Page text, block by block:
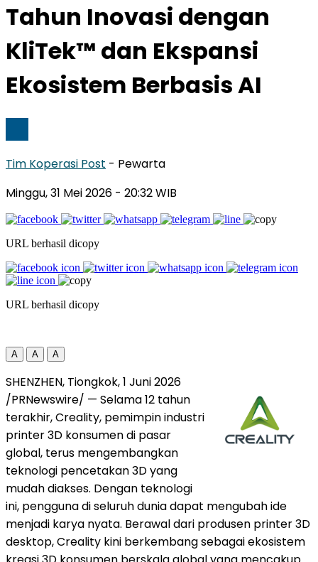
Tahun Inovasi dengan
KliTek™ dan Ekspansi
Ekosistem Berbasis AI
Tim Koperasi Post - Pewarta
Minggu, 31 Mei 2026 - 20:32 WIB
URL berhasil dicopy
URL berhasil dicopy
A A A
SHENZHEN, Tiongkok, 1 Juni 2026
/PRNewswire/ — Selama 12 tahun
terakhir, Creality, pemimpin industri
printer 3D konsumen di pasar
global, terus mengembangkan
teknologi pencetakan 3D yang
mudah diakses. Dengan teknologi
ini, pengguna di seluruh dunia dapat mengubah ide
menjadi karya nyata. Berawal dari produsen printer 3D
desktop, Creality kini berkembang sebagai ekosistem